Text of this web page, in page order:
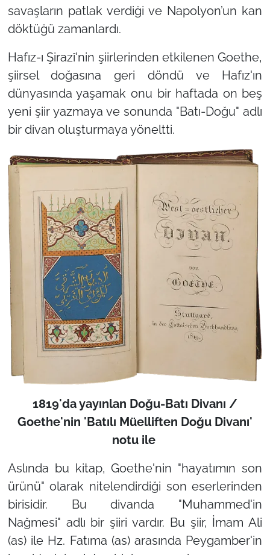
savaşların patlak verdiği ve Napolyon’un kan
döktüğü zamanlardı.
Hafız-ı Şirazî'nin şiirlerinden etkilenen Goethe,
şiirsel doğasına geri döndü ve Hafız'ın
dünyasında yaşamak onu bir haftada on beş
yeni şiir yazmaya ve sonunda "Batı-Doğu" adlı
bir divan oluşturmaya yöneltti.
1819'da yayınlan Doğu-Batı Divanı /
Goethe'nin 'Batılı Müelliften Doğu Divanı'
notu ile
Aslında bu kitap, Goethe'nin "hayatımın son
ürünü" olarak nitelendirdiği son eserlerinden
birisidir. Bu divanda "Muhammed'in
Nağmesi" adlı bir şiiri vardır. Bu şiir, İmam Ali
(as) ile Hz. Fatıma (as) arasında Peygamber'in